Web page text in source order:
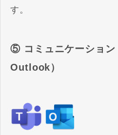
す。
⑤ コミュニケーション
Outlook）